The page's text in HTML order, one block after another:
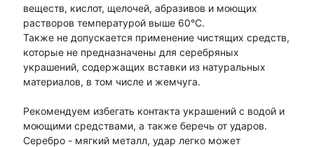
веществ, кислот, щелочей, абразивов и моющих
растворов температурой выше 60°С.
Также не допускается применение чистящих средств,
которые не предназначены для серебряных
украшений, содержащих вставки из натуральных
материалов, в том числе и жемчуга.
Рекомендуем избегать контакта украшений с водой и
моющими средствами, а также беречь от ударов.
Серебро - мягкий металл, удар легко может